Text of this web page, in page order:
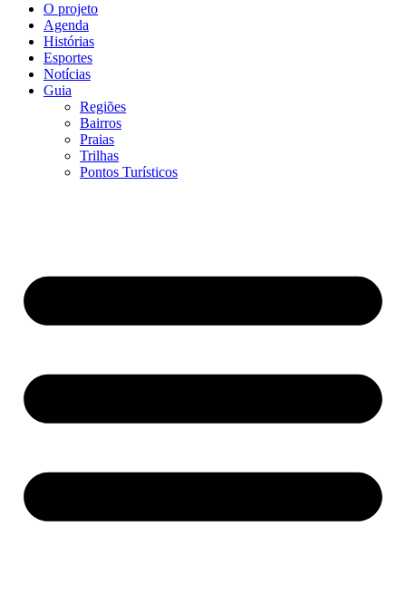
O projeto
Agenda
Histórias
Esportes
Notícias
Guia
Regiões
Bairros
Praias
Trilhas
Pontos Turísticos